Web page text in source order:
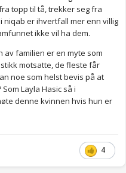
topp til tå, trekker seg fra
niqab er ihvertfall mer enn villig
ikke vil ha dem.
av familien er en myte som
motsatte, de fleste får
noe som helst bevis på at
Layla Hasic så i
denne kvinnen hvis hun er
4